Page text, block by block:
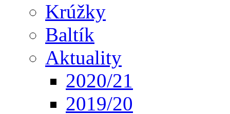
Krúžky
Baltík
Aktuality
2020/21
2019/20